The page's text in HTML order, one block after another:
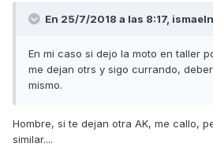
En 25/7/2018 a las 8:17,
En mi caso si dejo la moto en taller
me dejan otrs y sigo currando,
mismo.
Hombre, si te dejan otra AK, me callo,
similar....